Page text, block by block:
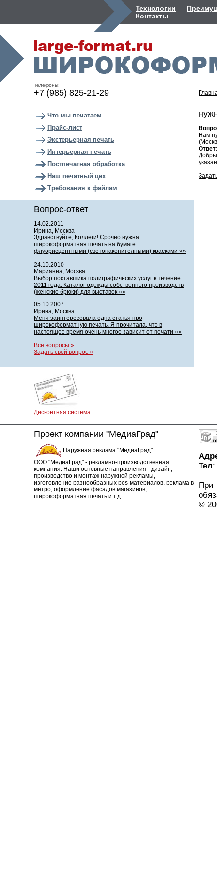
Технологии
Контакты
Телефоны:
+7 (985) 825-21-29
Что мы печатаем
Прайс-лист
Экстерьерная печать
Интерьерная печать
Постпечатная обработка
Наш печатный цех
Требования к файлам
Вопрос-ответ
14.02.2011
Ирина, Москва
Здравствуйте, Коллеги! Срочно нужна
широкоформатная печать на бумаге
флуорисцентными (светонакопителными) красками »»
24.10.2010
Марианна, Москва
Выбор поставщика полиграфических услуг в течение
2011 года. Каталог одежды собственного производств
(женские брюки) для выставок »»
05.10.2007
Ирина, Москва
Меня заинтересовала одна статья про
широкоформатную печать. Я прочитала, что в
настоящее время очень многое зависит от печати »»
Все вопросы »
Задать свой вопрос »
Дисконтная система
Нам
Ответ:
Проект компании "МедиаГрад"
Наружная реклама "МедиаГрад"
ООО "МедиаГрад" - рекламно-производственная
компания. Наши основные направления - дизайн,
производство и монтаж наружной рекламы,
изготовление разнообразных pos-материалов, реклама в
метро, оформление фасадов магазинов,
широкоформатная печать и т.д.
Тел:
При
©